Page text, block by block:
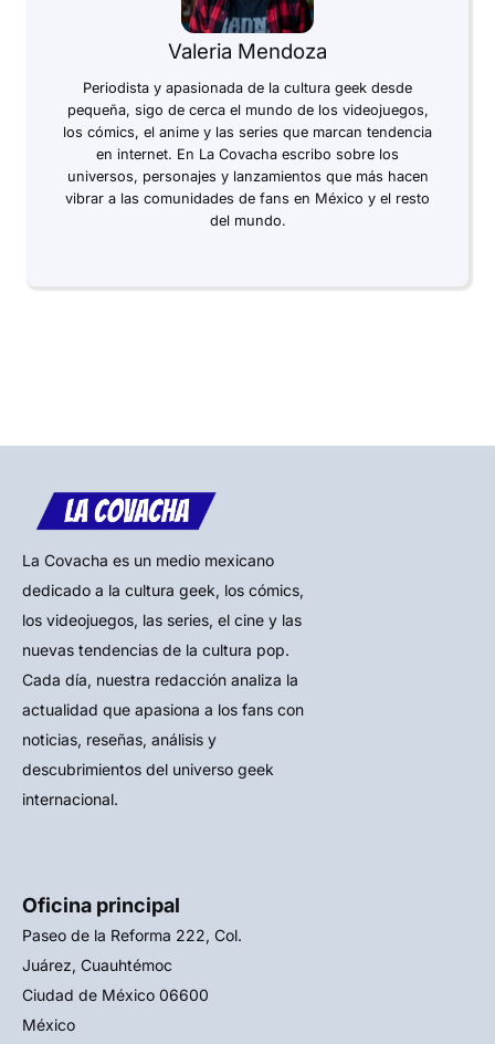
Valeria Mendoza
Periodista y apasionada de la cultura geek desde
pequeña, sigo de cerca el mundo de los videojuegos,
los cómics, el anime y las series que marcan tendencia
en internet. En La Covacha escribo sobre los
universos, personajes y lanzamientos que más hacen
vibrar a las comunidades de fans en México y el resto
del mundo.
La Covacha es un medio mexicano
dedicado a la cultura geek, los cómics,
los videojuegos, las series, el cine y las
nuevas tendencias de la cultura pop.
Cada día, nuestra redacción analiza la
actualidad que apasiona a los fans con
noticias, reseñas, análisis y
descubrimientos del universo geek
internacional.
Oficina principal
Paseo de la Reforma 222, Col.
Juárez, Cuauhtémoc
Ciudad de México 06600
México